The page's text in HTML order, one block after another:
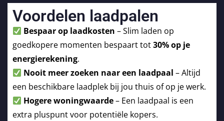
Voordelen laadpalen
Bespaar op laadkosten – Slim laden op
goedkopere momenten bespaart tot30% op je
energierekening.
Nooit meer zoeken naar een laadpaal – Altijd
een beschikbare laadplek bij jou thuis of op je werk.
Hogere woningwaarde– Een laadpaal is een
extra pluspunt voor potentiële kopers.